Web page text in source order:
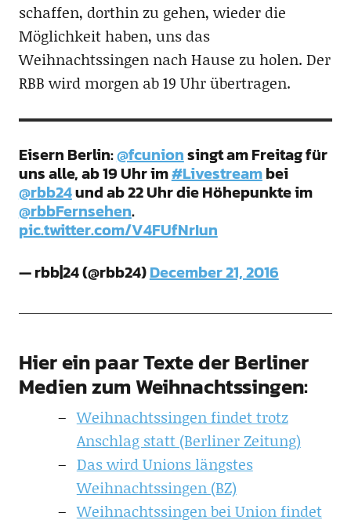
schaffen, dorthin zu gehen, wieder die
Möglichkeit haben, uns das
Weihnachtssingen nach Hause zu holen. Der
RBB wird morgen ab 19 Uhr übertragen.
Eisern Berlin:@fcunionsingt am Freitag für
uns alle, ab 19 Uhr im#Livestreambei
@rbb24und ab 22 Uhr die Höhepunkte im
@rbbFernsehen.
pic.twitter.com/V4FUfNrIun
— rbb|24 (@rbb24)December 21, 2016
Hier ein paar Texte der Berliner
Medien zum Weihnachtssingen:
Weihnachtssingen findet trotz
Anschlag statt (Berliner Zeitung)
Das wird Unions längstes
Weihnachtssingen (BZ)
Weihnachtssingen bei Union findet